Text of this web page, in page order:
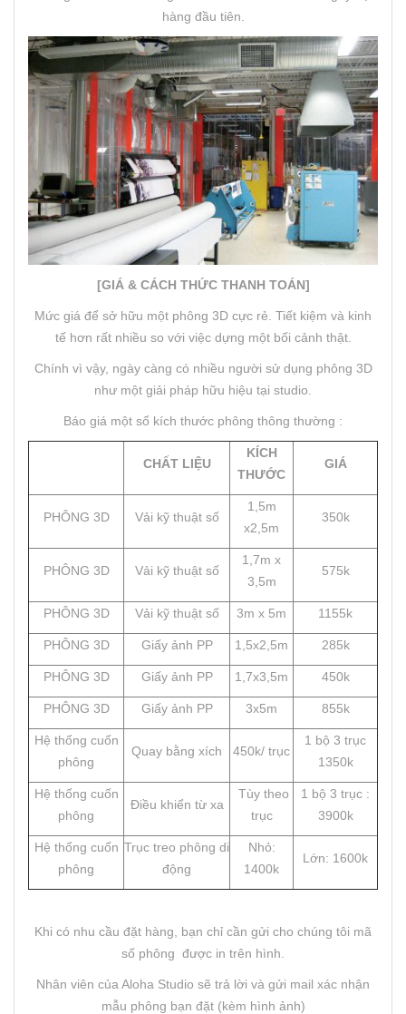
hàng đầu tiên.
[GIÁ & CÁCH THỨC THANH TOÁN]
Mức giá để sở hữu một phông 3D cực rẻ. Tiết kiệm và kinh
tế hơn rất nhiều so với việc dựng một bối cảnh thật.
Chính vì vậy, ngày càng có nhiều người sử dụng phông 3D
như một giải pháp hữu hiệu tại studio.
Báo giá một số kích thước phông thông thường :
CHẤT LIỆU
KÍCH
THƯỚC
GIÁ
PHÔNG 3D Vải kỹ thuật số
1,5m
x2,5m
350k
PHÔNG 3D Vải kỹ thuật số
1,7m x
3,5m
575k
PHÔNG 3D Vải kỹ thuật số 3m x 5m 1155k
PHÔNG 3D Giấy ảnh PP 1,5x2,5m 285k
PHÔNG 3D Giấy ảnh PP 1,7x3,5m 450k
PHÔNG 3D Giấy ảnh PP 3x5m 855k
Hệ thống cuốn
phông
Quay bằng xích 450k/ trục
1 bộ 3 trục
1350k
Hệ thống cuốn
phông
Điều khiển từ xa
Tùy theo
trục
1 bộ 3 trục :
3900k
Hệ thống cuốn
phông
Trục treo phông di
động
Nhỏ:
1400k
Lớn: 1600k
Khi có nhu cầu đặt hàng, bạn chỉ cần gửi cho chúng tôi mã
số phông được in trên hình.
Nhân viên của Aloha Studio sẽ trả lời và gửi mail xác nhận
mẫu phông bạn đặt (kèm hình ảnh)